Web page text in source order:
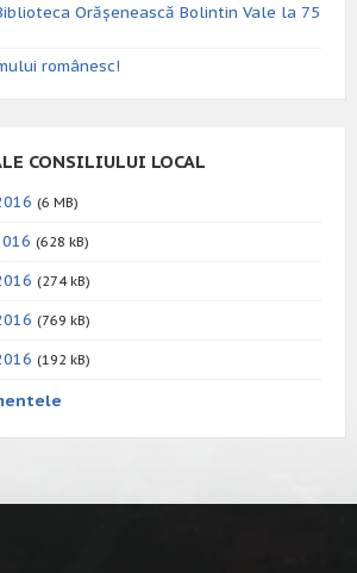
Orăşenească Bolintin Vale la 75
românesc!
CONSILIULUI LOCAL
(6 MB)
(628 kB)
(274 kB)
(769 kB)
(192 kB)